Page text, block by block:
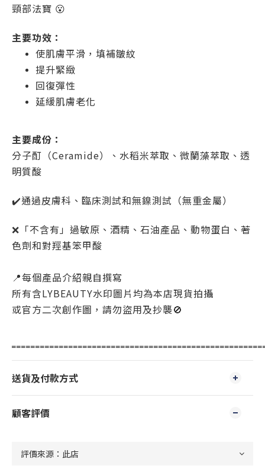
頸部法寶 😮
主要功效：
使肌膚平滑，填補皺紋
提升緊緻
回復彈性
延緩肌膚老化
主要成份：
分子酊（Ceramide）、水稻米萃取、微蘭藻萃取、透
明質酸
✔️通過皮膚科、臨床測試和無鎳測試（無重金屬）
❌「不含有」過敏原、酒精、石油產品、動物蛋白、著
色劑和對羥基笨甲酸
📍每個產品介紹親自撰寫
所有含LYBEAUTY水印圖片均為本店現貨拍攝
或官方二次創作圖，請勿盜用及抄襲🚫
送貨及付款方式
顧客評價